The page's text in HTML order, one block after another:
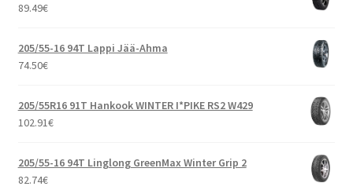
89.49€
205/55-16 94T Lappi Jää-Ahma
74.50€
205/55R16 91T Hankook WINTER I*PIKE RS2 W429
102.91€
205/55-16 94T Linglong GreenMax Winter Grip 2
82.74€